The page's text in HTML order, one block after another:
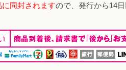
に同封されますので、発行から14